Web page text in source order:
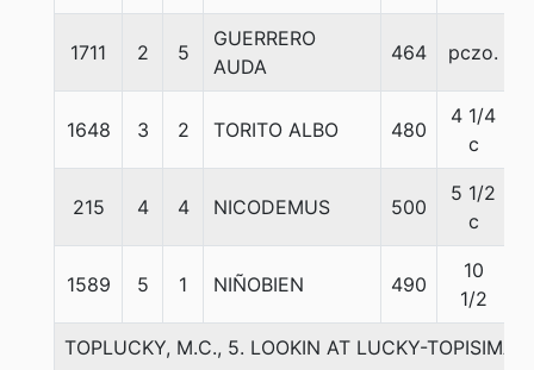
1711 2 5
GUERRERO
AUDA
464 pczo.
1648 3 2 TORITO ALBO 480
4 1/4
c
215 4 4 NICODEMUS 500
5 1/2
c
1589 5 1 NIÑOBIEN 490
10
1/2
TOPLUCKY, M.C., 5. LOOKIN AT LUCKY-TOPISIMA-